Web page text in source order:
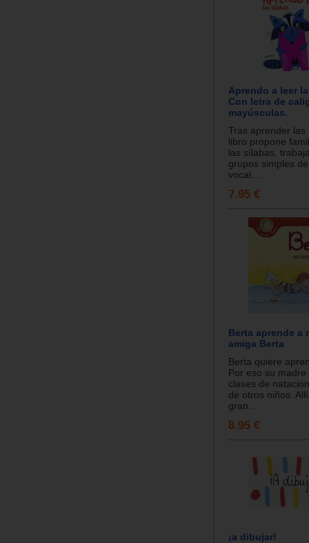
Aprendo a leer
Con letra de
mayúsculas.
Tras aprender las
libro propone
las sílabas,
grupos simples
vocal....
7.95 €
Berta aprende a
amiga Berta
Berta quiere
Por eso su
clases de
de otros niños.
gran...
8.95 €
¡a dibujar!